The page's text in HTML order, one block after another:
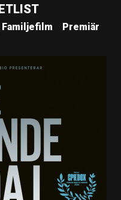
Familjefilm
Premiär